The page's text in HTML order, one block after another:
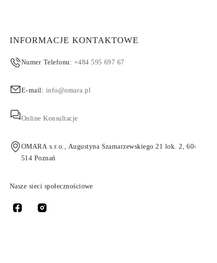
INFORMACJE KONTAKTOWE
Numer Telefonu: +484 595 697 67
E-mail: info@omara.pl
Online Konsultacje
OMARA s.r.o., Augustyna Szamarzewskiego 21 lok. 2, 60-
514 Poznań
Nasze sieci społecznościowe